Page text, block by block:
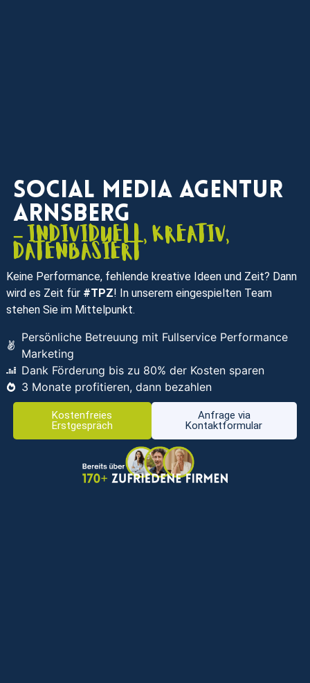
Social Media Agentur
Arnsberg
– individuell, kreativ,
datenbasiert
Keine Performance, fehlende kreative Ideen und Zeit? Dann
wird es Zeit für #TPZ! In unserem eingespielten Team
stehen Sie im Mittelpunkt.
Persönliche Betreuung mit Fullservice Performance
Marketing
Dank Förderung bis zu 80% der Kosten sparen
3 Monate profitieren, dann bezahlen
Kostenfreies
Erstgespräch
Anfrage via
Kontaktformular